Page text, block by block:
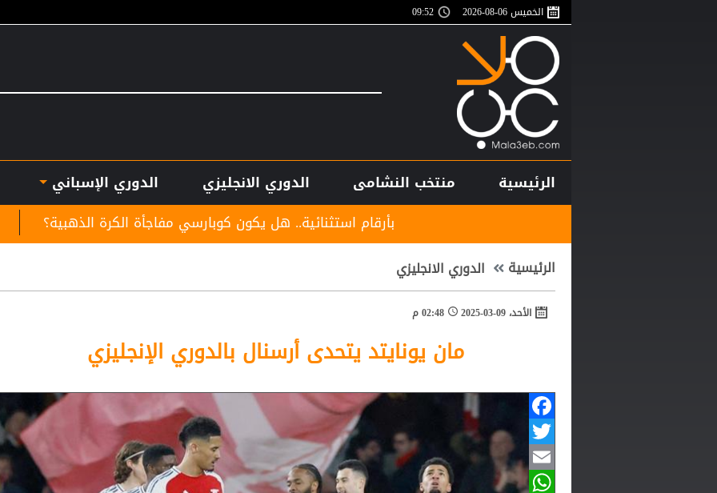
الخميس 06-08-2026 09:52
الرئيسية منتخب النشامى الدوري الانجليزي الدوري الإسباني
موعد توقيع بأرقام استثنائية.. هل يكون كوبارسي مفاجأة الكرة الذهبية؟
الرئيسية الدوري الانجليزي
الأحد، 09-03-2025 02:48 م
مان يونايتد يتحدى أرسنال بالدوري الإنجليزي
Facebook
Twitter
Email
WhatsApp